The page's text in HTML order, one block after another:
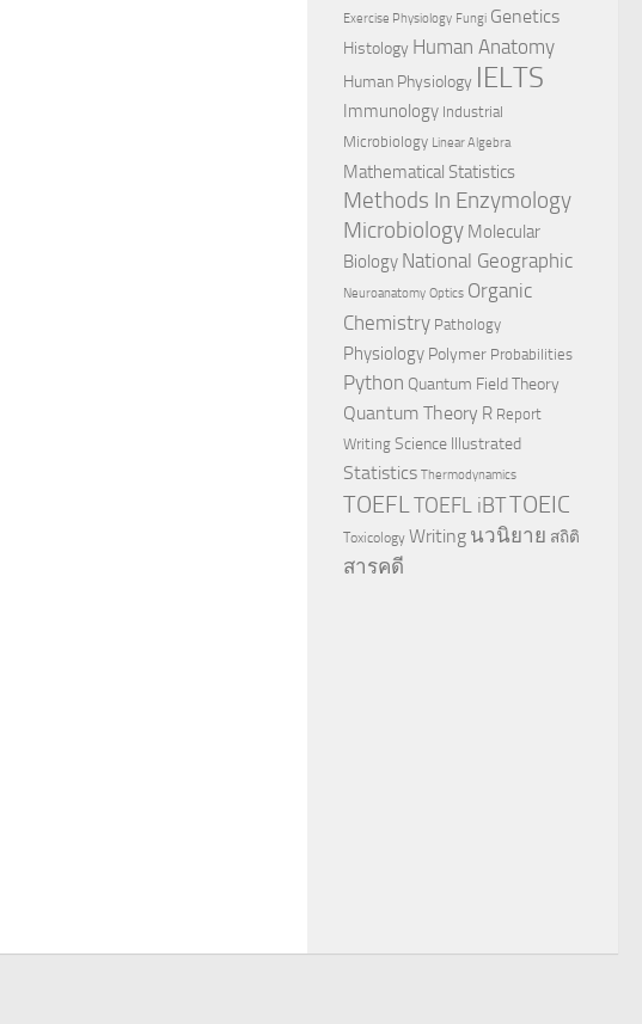
Exercise Physiology Fungi Genetics
Histology Human Anatomy
Human Physiology IELTS
Immunology Industrial
Microbiology Linear Algebra
Mathematical Statistics
Methods In Enzymology
Microbiology Molecular
Biology National Geographic
Neuroanatomy Optics Organic
Chemistry Pathology
Physiology Polymer Probabilities
Python Quantum Field Theory
Quantum Theory R Report
Writing Science Illustrated
Statistics Thermodynamics
TOEFL TOEFL iBTTOEIC
Toxicology Writing นวนิยาย สถิติ
สารคดี